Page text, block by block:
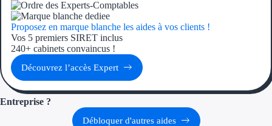
Couvertures
Aides Européennes
Proposez en marque blanche les aides à vos clients !
Vos 5 premiers SIRET inclus
240+ cabinets convaincus !
Découvrez l’accès Expert
Entreprise ?
Débloquer d'autres aides